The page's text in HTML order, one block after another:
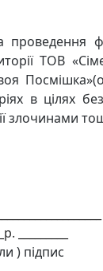
ТОВ
в цілях
злочинами
_________
) підпис